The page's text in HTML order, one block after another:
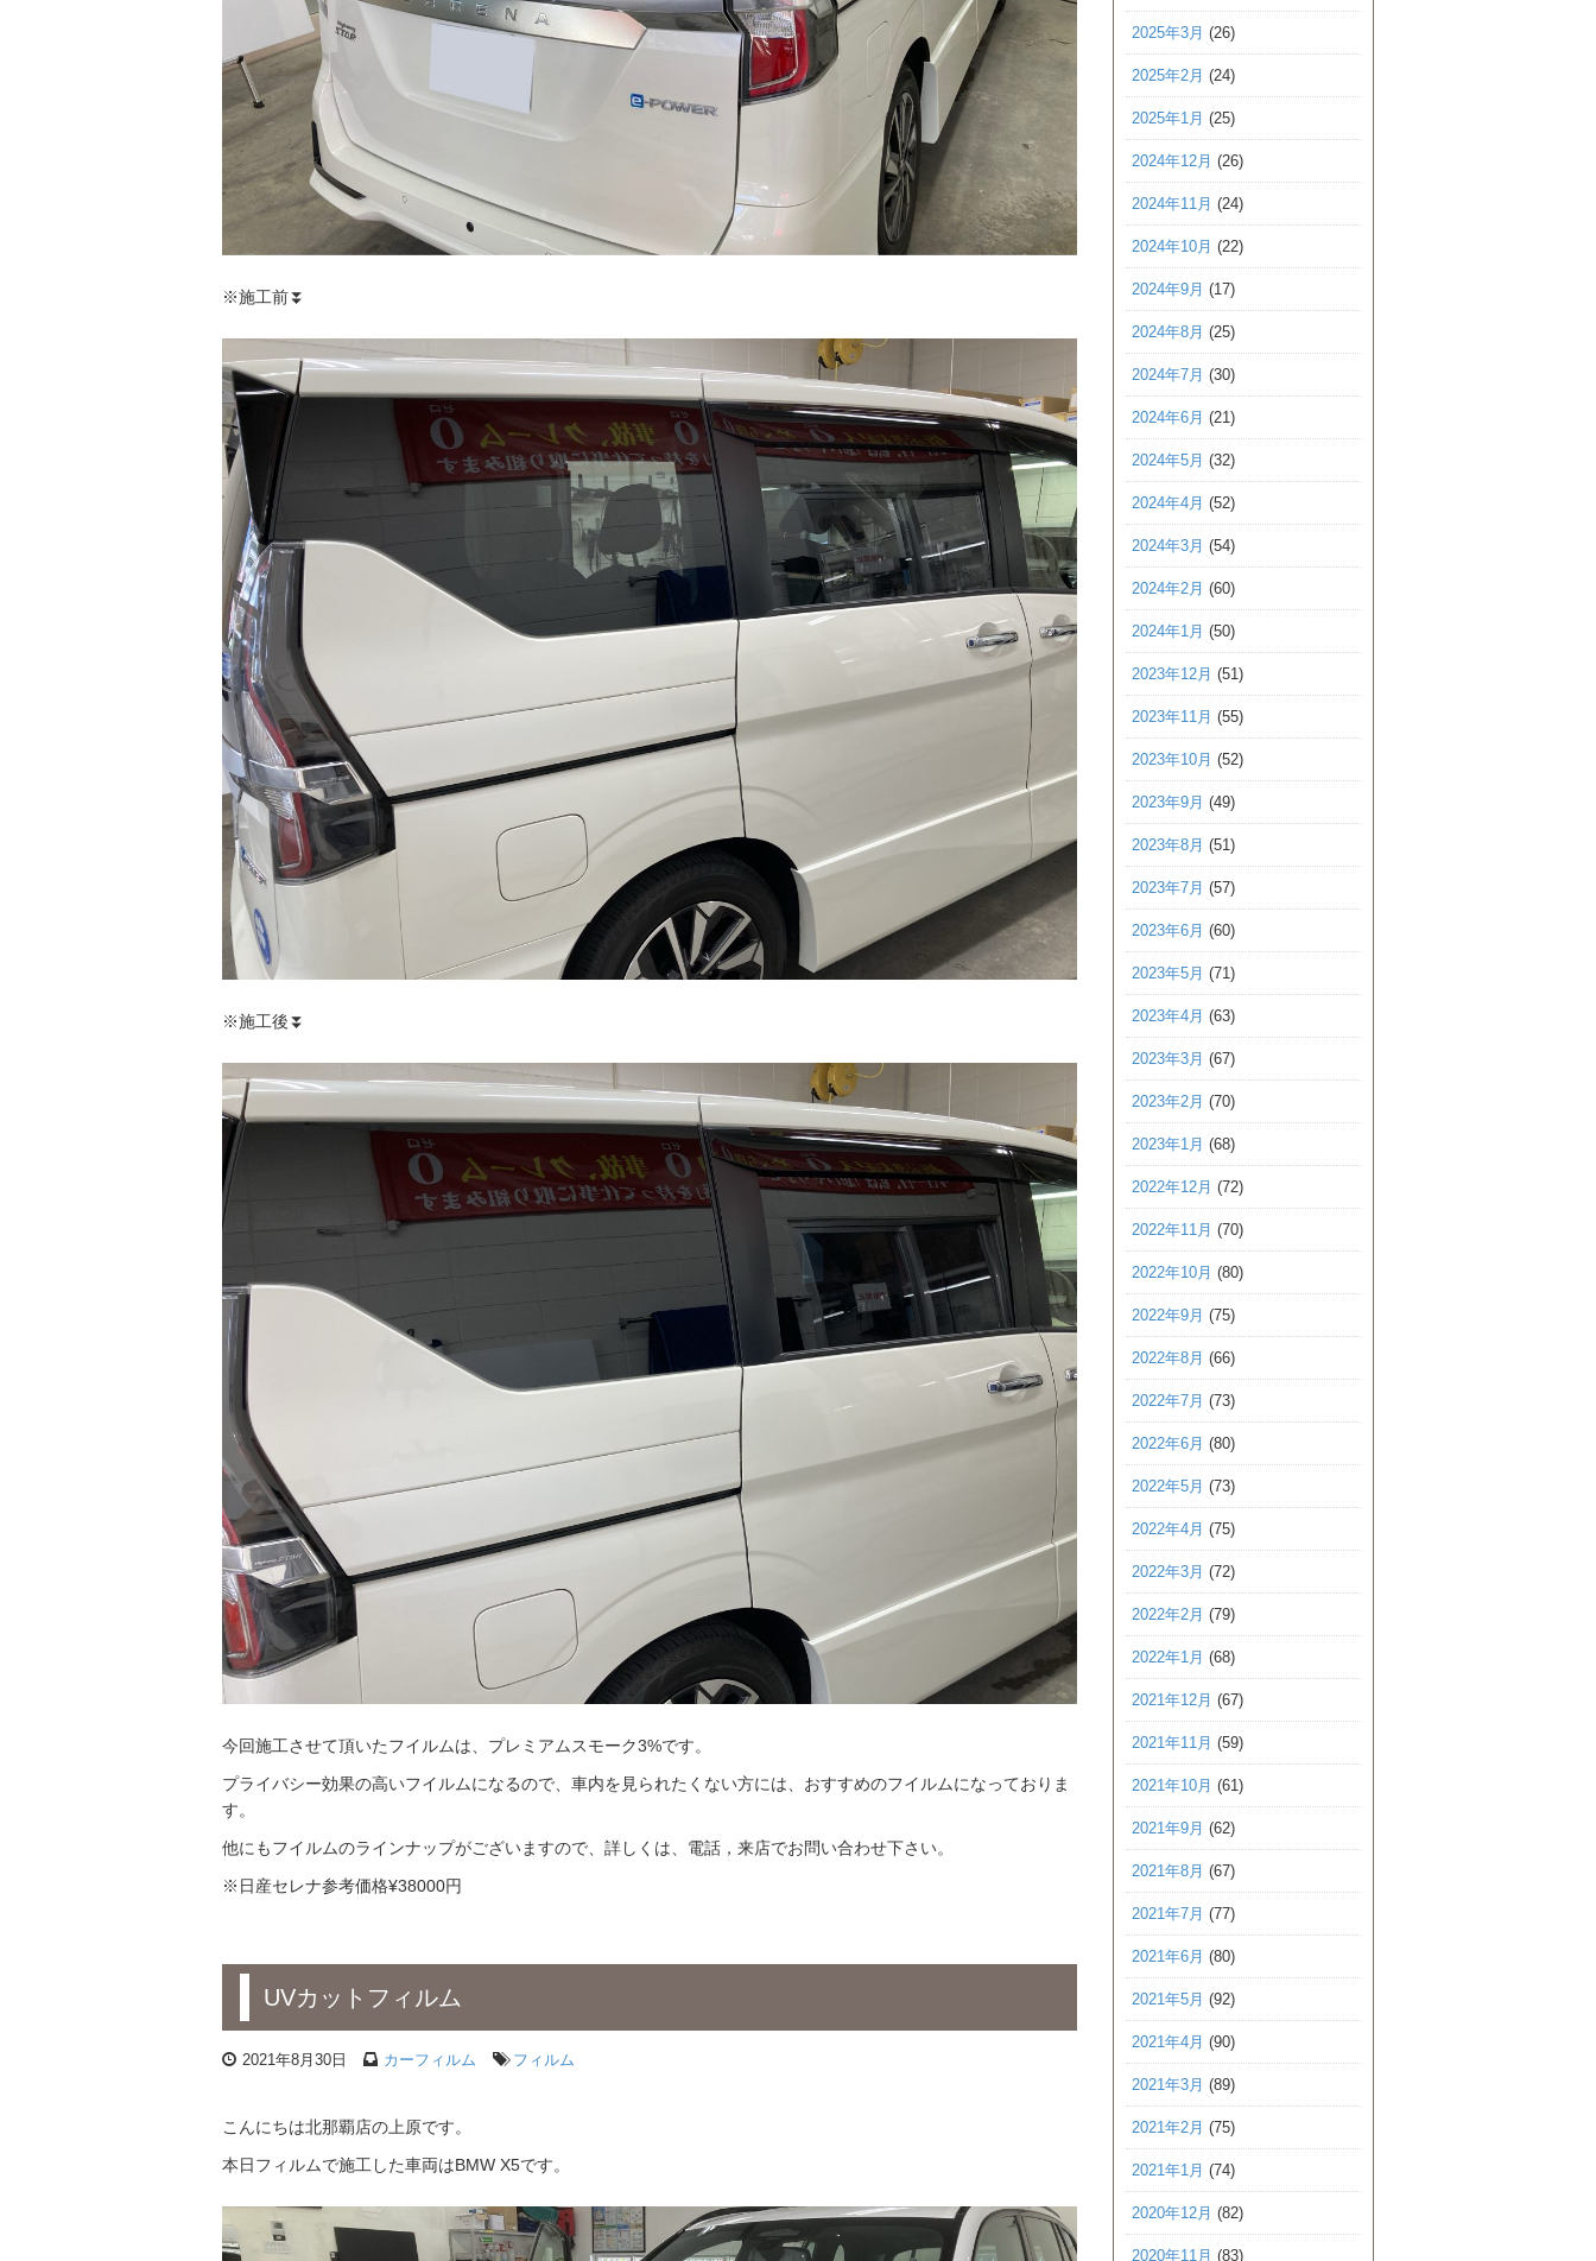
※施工前⏬
※施工後⏬
今回施工させて頂いたフイルムは、プレミアムスモーク3%です。
プライバシー効果の高いフイルムになるので、車内を見られたくない方には、おすすめのフイルムになっておりま
す。
他にもフイルムのラインナップがございますので、詳しくは、電話，来店でお問い合わせ下さい。
※日産セレナ参考価格¥38000円
UVカットフィルム
2021年8月30日 カーフィルム フィルム
こんにちは北那覇店の上原です。
本日フィルムで施工した車両はBMW X5です。
2025年3月 (26)
2025年2月 (24)
2025年1月 (25)
2024年12月 (26)
2024年11月 (24)
2024年10月 (22)
2024年9月 (17)
2024年8月 (25)
2024年7月 (30)
2024年6月 (21)
2024年5月 (32)
2024年4月 (52)
2024年3月 (54)
2024年2月 (60)
2024年1月 (50)
2023年12月 (51)
2023年11月 (55)
2023年10月 (52)
2023年9月 (49)
2023年8月 (51)
2023年7月 (57)
2023年6月 (60)
2023年5月 (71)
2023年4月 (63)
2023年3月 (67)
2023年2月 (70)
2023年1月 (68)
2022年12月 (72)
2022年11月 (70)
2022年10月 (80)
2022年9月 (75)
2022年8月 (66)
2022年7月 (73)
2022年6月 (80)
2022年5月 (73)
2022年4月 (75)
2022年3月 (72)
2022年2月 (79)
2022年1月 (68)
2021年12月 (67)
2021年11月 (59)
2021年10月 (61)
2021年9月 (62)
2021年8月 (67)
2021年7月 (77)
2021年6月 (80)
2021年5月 (92)
2021年4月 (90)
2021年3月 (89)
2021年2月 (75)
2021年1月 (74)
2020年12月 (82)
2020年11月 (83)